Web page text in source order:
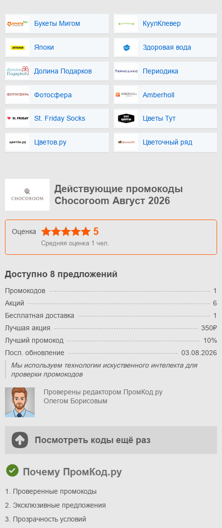
Букеты Мигом КуулКлевер
Япоки Здоровая вода
Долина Подарков Периодика
Фотосфера Amberholl
St. Friday Socks Цветы Тут
Цветов.ру Цветочный ряд
Действующие промокоды
Chocoroom Август 2026
Оценка 5
Средняя оценка 1 чел.
Доступно 8 предложений
Промокодов
1
Акций
6
Бесплатная доставка
1
Лучшая акция
350₽
Лучший промокод
10%
Посл. обновление
03.08.2026
Мы используем технологии искуственного интелекта для
проверки промокодов
Проверены редактором ПромКод.ру
Олегом Борисовым
Посмотреть коды ещё раз
Почему ПромКод.ру
1. Проверенные промокоды
2. Эксклюзивные предложения
3. Прозрачность условий